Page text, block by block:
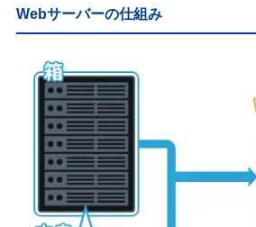
Webサーバーの仕組み